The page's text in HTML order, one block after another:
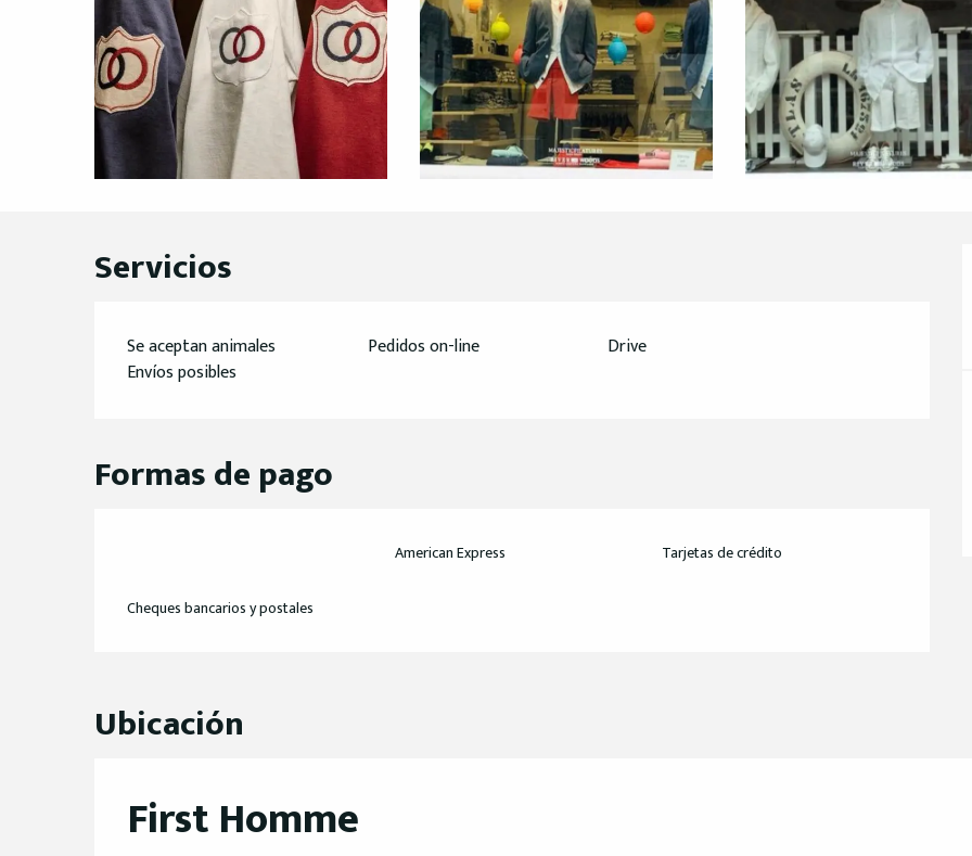
Servicios
Se aceptan animales Pedidos on-line
Drive
Envíos posibles
Formas de pago
American Express Tarjetas de crédito
Cheques bancarios y postales
Ubicación
First Homme